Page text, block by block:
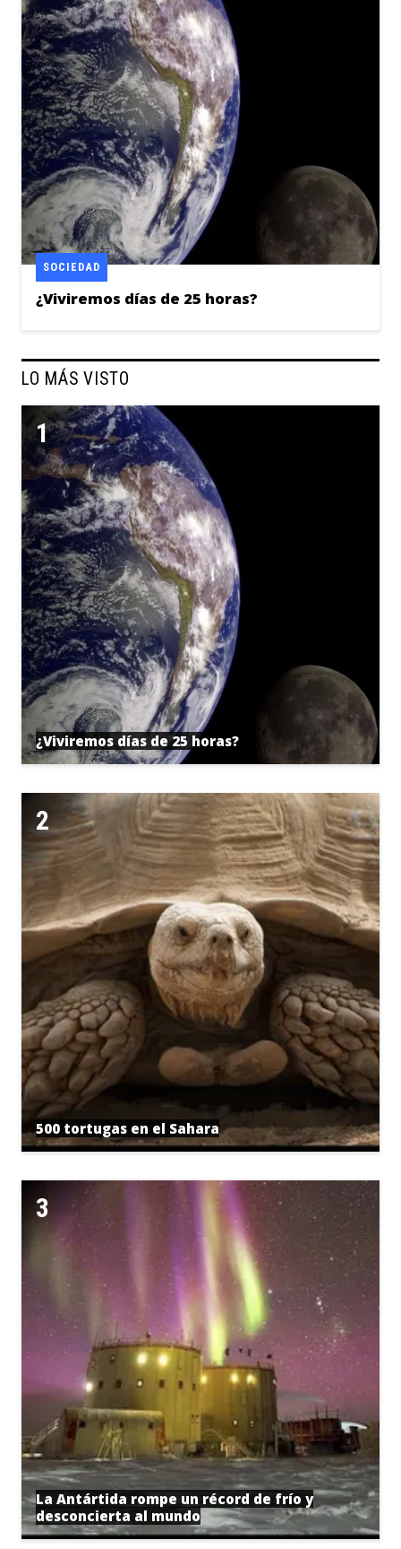
¿Viviremos días de 25 horas?
SOCIEDAD
LO MÁS VISTO
¿Viviremos días de 25 horas?
500 tortugas en el Sahara
La Antártida rompe un récord de frío y
desconcierta al mundo